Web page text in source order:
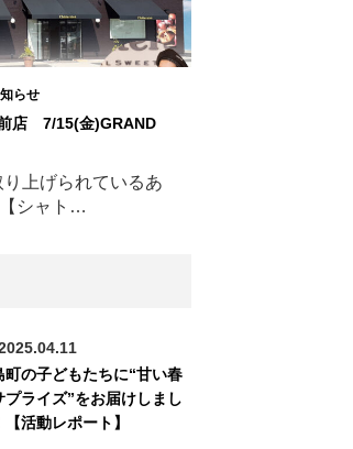
らせ
店 7/15(金)GRAND
上げられているあ
シャト…
町の子どもたちに“甘い春
プライズ”をお届けしまし
【活動レポート】